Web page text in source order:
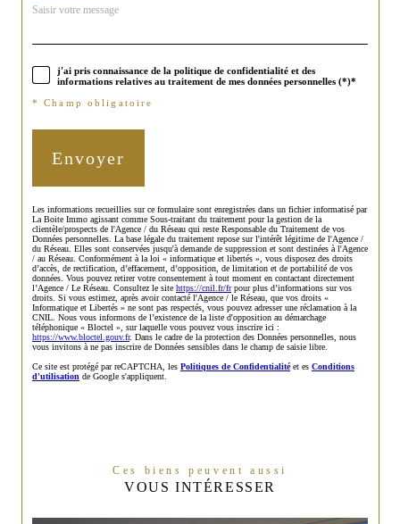
j'ai pris connaissance de la politique de confidentialité et des
informations relatives au traitement de mes données personnelles (*)*
* Champ obligatoire
Envoyer
Les informations recueillies sur ce formulaire sont enregistrées dans un fichier informatisé par
La Boite Immo agissant comme Sous-traitant du traitement pour la gestion de la
clientèle/prospects de l'Agence / du Réseau qui reste Responsable du Traitement de vos
Données personnelles. La base légale du traitement repose sur l'intérêt légitime de l'Agence /
du Réseau. Elles sont conservées jusqu'à demande de suppression et sont destinées à l'Agence
/ au Réseau. Conformément à la loi « informatique et libertés », vous disposez des droits
d’accès, de rectification, d’effacement, d’opposition, de limitation et de portabilité de vos
données. Vous pouvez retirer votre consentement à tout moment en contactant directement
l’Agence / Le Réseau. Consultez le site https://cnil.fr/frpour plus d’informations sur vos
droits. Si vous estimez, après avoir contacté l'Agence / le Réseau, que vos droits «
Informatique et Libertés » ne sont pas respectés, vous pouvez adresser une réclamation à la
CNIL. Nous vous informons de l’existence de la liste d'opposition au démarchage
téléphonique « Bloctel », sur laquelle vous pouvez vous inscrire ici :
https://www.bloctel.gouv.fr. Dans le cadre de la protection des Données personnelles, nous
vous invitons à ne pas inscrire de Données sensibles dans le champ de saisie libre.
Ce site est protégé par reCAPTCHA, les Politiques de Confidentialitéet es Conditions
d'utilisation de Google s'appliquent.
Ces biens peuvent aussi
VOUS INTÉRESSER